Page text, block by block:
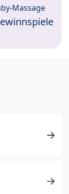
Massage